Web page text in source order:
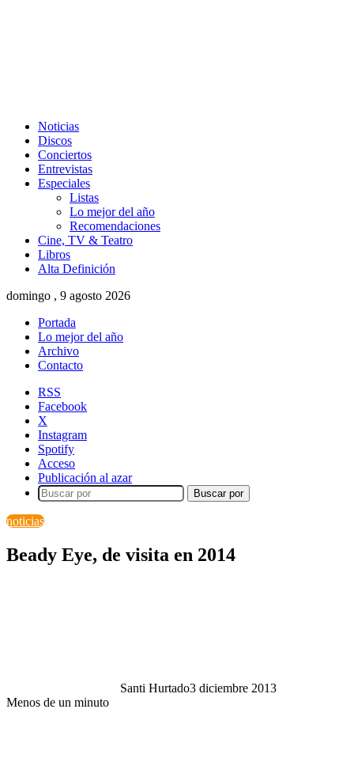
Noticias
Discos
Conciertos
Entrevistas
Especiales
Listas
Lo mejor del año
Recomendaciones
Cine, TV & Teatro
Libros
Alta Definición
domingo , 9 agosto 2026
Portada
Lo mejor del año
Archivo
Contacto
RSS
Facebook
X
Instagram
Spotify
Acceso
Publicación al azar
Buscar por
noticias
Beady Eye, de visita en 2014
Santi Hurtado3 diciembre 2013
Menos de un minuto